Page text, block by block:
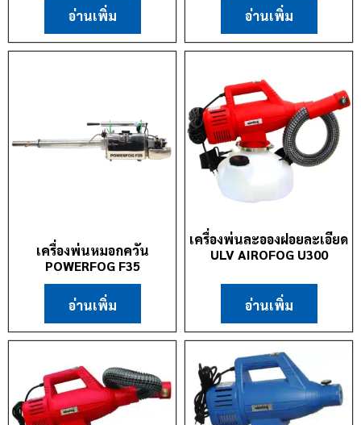
อ่านเพิ่ม อ่านเพิ่ม
เครื่องพ่นหมอกควัน
POWERFOG F35
อ่านเพิ่ม
เครื่องพ่นละอองฝอยละเอียด
ULV AIROFOG U300
อ่านเพิ่ม